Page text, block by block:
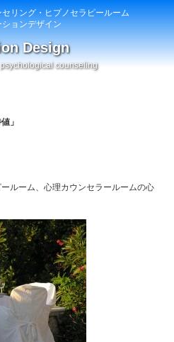
リング・ヒプノセラピールーム
ションデザイン
Design
counseling
」
ルーム、心理カウンセラールームの心